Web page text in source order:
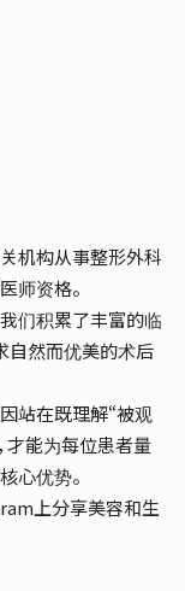
机构从事整形外科
师资格。
们积累了丰富的临
自然而优美的术后
站在既理解“被观
才能为每位患者量
心优势。
上分享美容和生